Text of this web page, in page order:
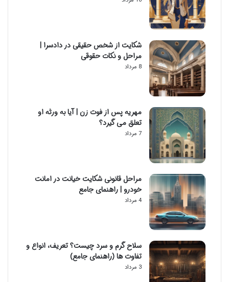
شکایت از شخص حقیقی در دادسرا |
مراحل و نکات حقوقی
8 مرداد
مهریه پس از فوت زن | آیا به ورثه او
تعلق می گیرد؟
7 مرداد
مراحل قانونی شکایت خیانت در امانت
خودرو | راهنمای جامع
4 مرداد
سلاح گرم و سرد چیست؟ تعریف، انواع و
تفاوت ها (راهنمای جامع)
3 مرداد